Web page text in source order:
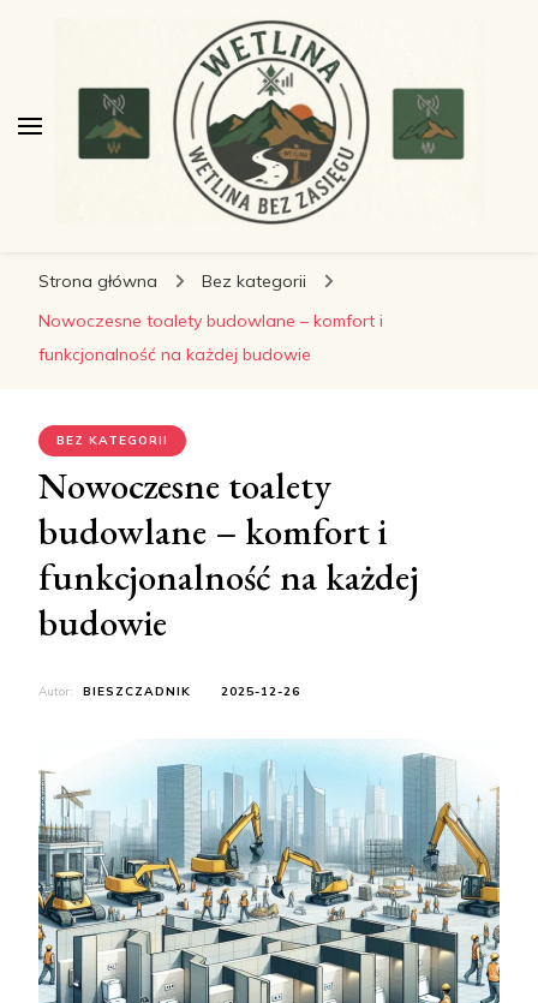
wetlinabezzasiegu.pl
Strona główna
Bez kategorii
Nowoczesne toalety budowlane – komfort i
funkcjonalność na każdej budowie
BEZ KATEGORII
Nowoczesne toalety
budowlane – komfort i
funkcjonalność na każdej
budowie
Autor: BIESZCZADNIK 2025-12-26